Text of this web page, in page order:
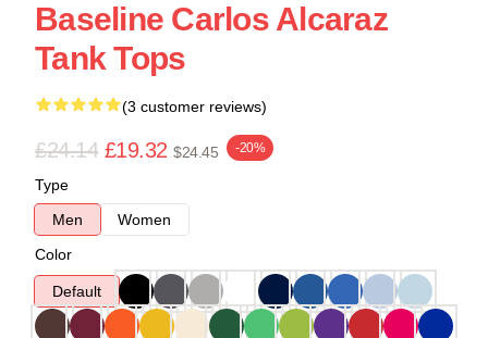
Baseline Carlos Alcaraz
Tank Tops
(3 customer reviews)
£24.14 £19.32 $24.45 -20%
Type
Men
Women
Color
Default